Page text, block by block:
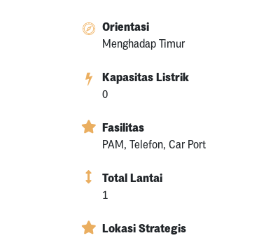
Orientasi
Menghadap Timur
Kapasitas Listrik
0
Fasilitas
PAM, Telefon, Car Port
Total Lantai
1
Lokasi Strategis